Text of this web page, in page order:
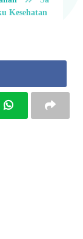
Kesehatan